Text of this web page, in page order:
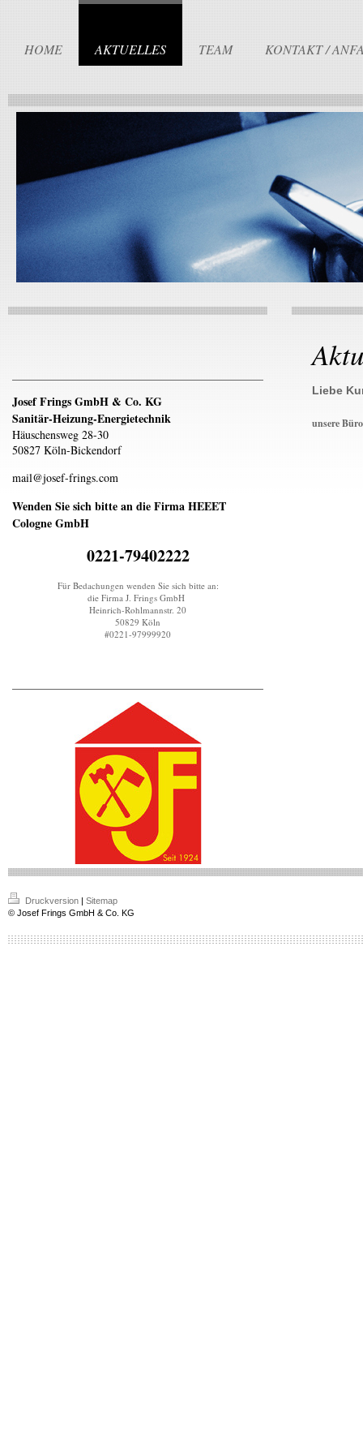
HOME AKTUELLES TEAM KONTAKT /
Liebe
unsere
Josef Frings GmbH & Co. KG
Sanitär-Heizung-Energietechnik
Häuschensweg 28-30
50827 Köln-Bickendorf
mail@josef-frings.com
Wenden Sie sich bitte an die Firma HEEET
Cologne GmbH
0221-79402222
Für Bedachungen wenden Sie sich bitte an:
die Firma J. Frings GmbH
Heinrich-Rohlmannstr. 20
50829 Köln
#0221-97999920
Druckversion | Sitemap
© Josef Frings GmbH & Co. KG